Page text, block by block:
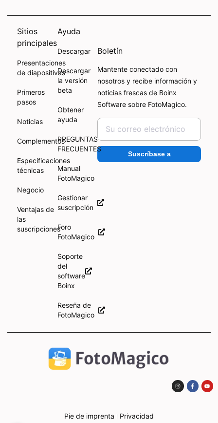
Sitios
principales
Presentaciones
de diapositivas
Primeros
pasos
Noticias
Complementos
Especificaciones
técnicas
Negocio
Ventajas de
las
suscripciones
Ayuda
Descargar
Descargar
la versión
beta
Obtener
ayuda
PREGUNTAS
FRECUENTES
Manual
FotoMagico
Gestionar
suscripción
Foro
FotoMagico
Soporte
del
software
Boinx
Reseña de
FotoMagico
Boletín
Mantente conectado con
nosotros y recibe información y
noticias frescas de Boinx
Software sobre FotoMagico.
Suscríbase a
Pie de imprenta Privacidad